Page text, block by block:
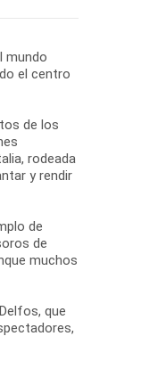
mundo
el centro
de los
rodeada
y rendir
de
de
muchos
que